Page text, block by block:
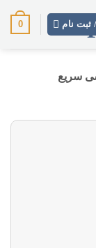
ثبت نام 0
سریع